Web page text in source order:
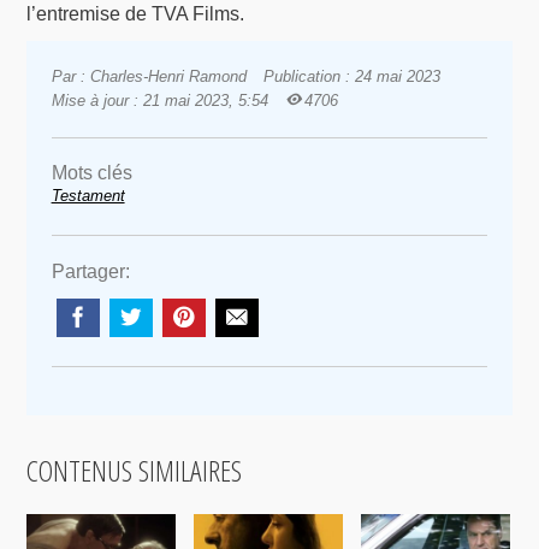
l’entremise de TVA Films.
Par : Charles-Henri Ramond
Publication : 24 mai 2023
Mise à jour : 21 mai 2023, 5:54
4706
Mots clés
Testament
Partager:
CONTENUS SIMILAIRES